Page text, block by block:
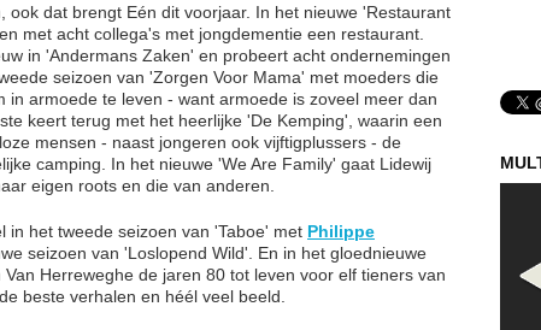
ook dat brengt Eén dit voorjaar. In het nieuwe 'Restaurant
met acht collega's met jongdementie een restaurant.
in 'Andermans Zaken' en probeert acht ondernemingen
seizoen van 'Zorgen Voor Mama' met moeders die
in armoede te leven - want armoede is zoveel meer dan
keert terug met het heerlijke 'De Kemping', waarin een
mensen - naast jongeren ook vijftigplussers - de
camping. In het nieuwe 'We Are Family' gaat Lidewij
eigen roots en die van anderen.
in het tweede seizoen van 'Taboe' met Philippe
seizoen van 'Loslopend Wild'. En in het gloednieuwe
Herreweghe de jaren 80 tot leven voor elf tieners van
beste verhalen en héél veel beeld.